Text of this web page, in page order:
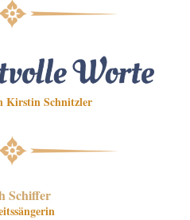
Kirstin Schnitzler
Schiffer